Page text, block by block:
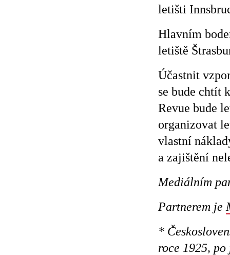
letišti
Hlavním
letiště
Účastnit
se bude chtít
Revue bude
organizovat
vlastní
a zajištění
Mediálním
Partnerem je
*
roce 1925,